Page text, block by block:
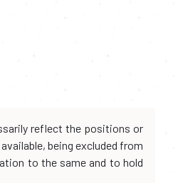
reflect the positions or
being excluded from
to the same and to hold